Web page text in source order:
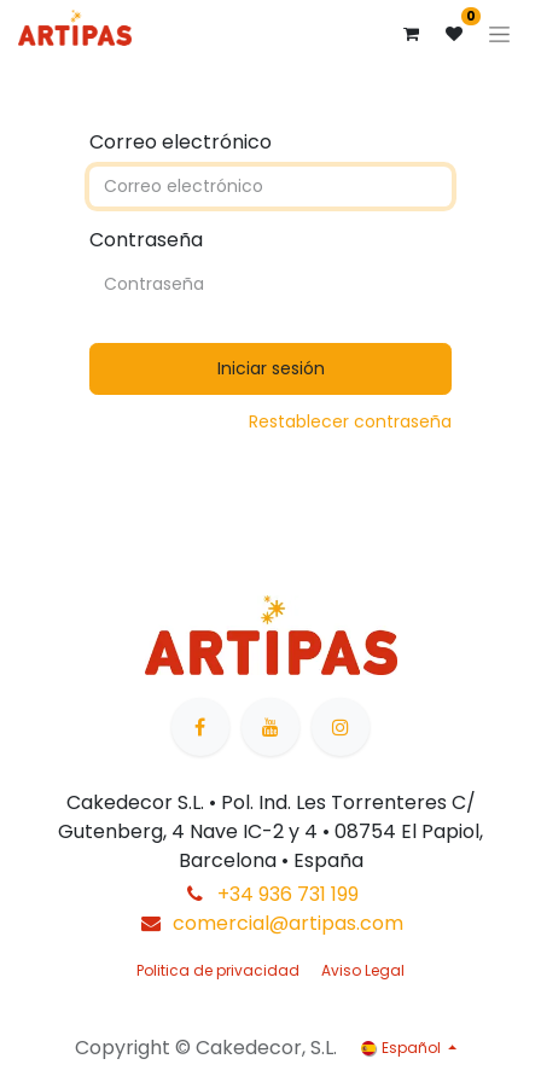
0
Correo electrónico
Contraseña
Iniciar sesión
Restablecer contraseña
Cakedecor S.L. • Pol. Ind. Les Torrenteres C/
Gutenberg, 4 Nave IC-2 y 4 • 08754 El Papiol,
Barcelona • España
+34 936 731 199
comercial@artipas.com
Politica de privacidad Aviso Legal
Copyright © Cakedecor, S.L. Español